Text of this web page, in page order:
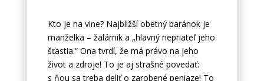
Kto je na vine? Najbližší obetný baránok je
manželka – žalárnik a „hlavný nepriateľ jeho
šťastia.“ Ona tvrdí, že má právo na jeho
život a zdroje! To je aj strašné povedať:
s ňou sa treba deliť o zarobené peniaze! To